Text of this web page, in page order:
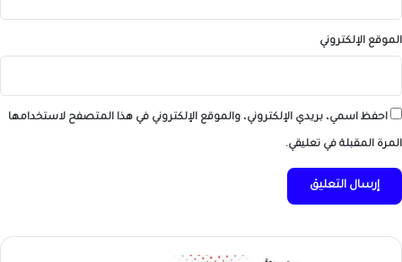
الموقع الإلكتروني
احفظ اسمي، بريدي الإلكتروني، والموقع الإلكتروني في هذا المتصفح لاستخدامها
المرة المقبلة في تعليقي.